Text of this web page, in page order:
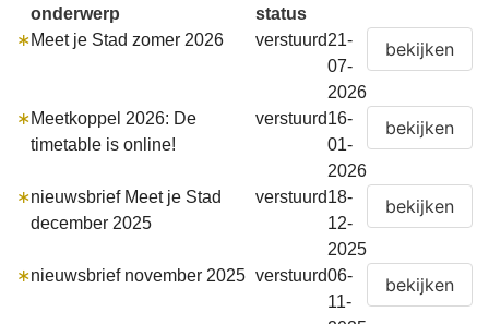
onderwerp
status
∗Meet je Stad zomer 2026 verstuurd21-
07-
2026
∗Meetkoppel 2026: De
timetable is online!
verstuurd16-
01-
2026
∗nieuwsbrief Meet je Stad
december 2025
verstuurd18-
12-
2025
∗nieuwsbrief november 2025 verstuurd06-
11-